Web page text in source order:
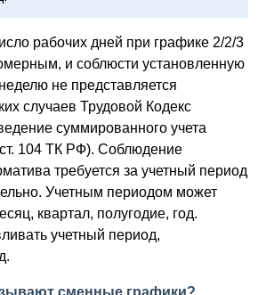
рабочих дней при графике 2/2/3
и соблюсти установленную
не представляется
случаев Трудовой Кодекс
суммированного учета
104 ТК РФ). Соблюдение
требуется за учетный период
Учетным периодом может
квартал, полугодие, год.
учетный период,